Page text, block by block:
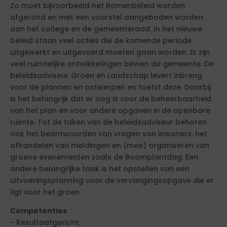
Zo moet bijvoorbeeld het Bomenbeleid worden
afgerond en met een voorstel aangeboden worden
aan het college en de gemeenteraad. In het nieuwe
beleid staan veel acties die de komende periode
uitgewerkt en uitgevoerd moeten gaan worden. Er zijn
veel ruimtelijke ontwikkelingen binnen de gemeente. De
beleidsadviseur Groen en Landschap levert inbreng
voor de plannen en ontwerpen en toetst deze. Daarbij
is het belangrijk dat er oog is voor de beheerbaarheid
van het plan en voor andere opgaven in de openbare
ruimte. Tot de taken van de beleidsadviseur behoren
ook het beantwoorden van vragen van inwoners, het
afhandelen van meldingen en (mee) organiseren van
groene evenementen zoals de Boomplantdag. Een
andere belangrijke taak is het opstellen van een
uitvoeringsplanning voor de vervangingsopgave die er
ligt voor het groen.
Competenties
- Resultaatgericht;